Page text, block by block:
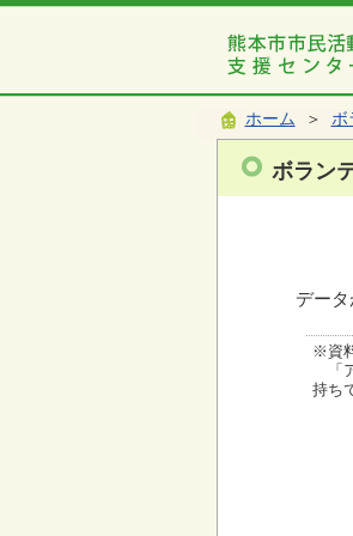
ホーム ＞ ボ
ボラン
データ
※資
「
持ち